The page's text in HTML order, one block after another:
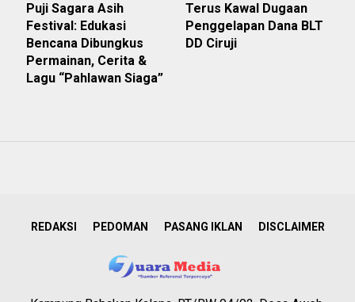
Puji Sagara Asih
Festival: Edukasi
Bencana Dibungkus
Permainan, Cerita &
Lagu “Pahlawan Siaga”
Terus Kawal Dugaan
Penggelapan Dana BLT
DD Ciruji
REDAKSI PEDOMAN PASANG IKLAN DISCLAIMER